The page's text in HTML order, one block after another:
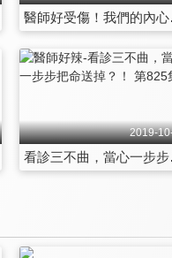
醫師好
2019-
看診三